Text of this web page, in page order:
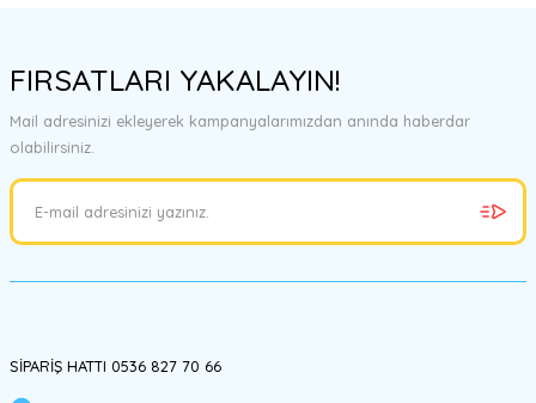
tarafımıza iletebilirsiniz.
Görüş ve önerileriniz için teşekkür ederiz.
Ürün resmi kalitesiz, bozuk veya görüntülenemiyor.
Ürün bilgilerinde hatalar bulunuyor.
FIRSATLARI YAKALAYIN!
Mail adresinizi ekleyerek kampanyalarımızdan anında haberdar
olabilirsiniz.
SİPARİŞ HATTI 0536 827 70 66